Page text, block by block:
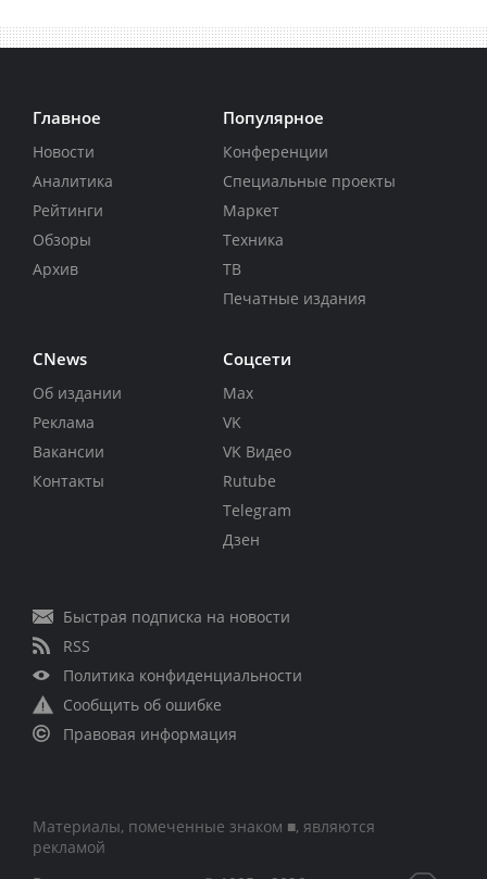
Главное
Новости
Аналитика
Рейтинги
Обзоры
Архив
Популярное
Конференции
Специальные проекты
Маркет
Техника
ТВ
Печатные издания
CNews
Об издании
Реклама
Вакансии
Контакты
Соцсети
Max
VK
VK Видео
Rutube
Telegram
Дзен
Быстрая подписка на новости
RSS
Политика конфиденциальности
Сообщить об ошибке
Правовая информация
Материалы, помеченные знаком ■, являются
рекламой